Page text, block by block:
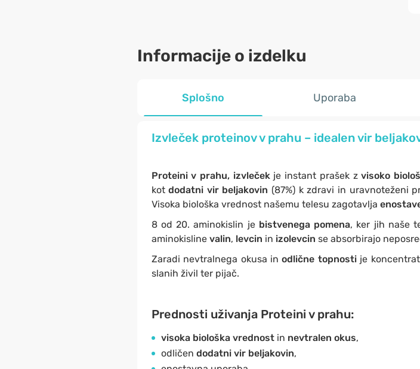
Informacije o izdelku
Splošno Uporaba
Izvleček proteinov v prahu – idealen vir
Proteini v prahu, izvleček je instant prašek zvisoko
kotdodatni vir beljakovin (87%) k zdravi in uravnoteženi
Visoka biološka vrednost našemu telesu zagotavlja
8 od 20. aminokislin je bistvenega pomena, ker jih naše
aminokisline valin, levcin in izolevcin se absorbirajo
Zaradi nevtralnega okusa inodlične topnostije
slanih živil ter pijač.
Prednosti uživanja Proteini v prahu:
visoka biološka vrednostin nevtralen okus,
odličen dodatni vir beljakovin,